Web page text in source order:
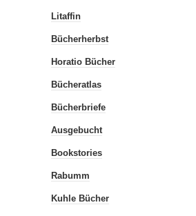
Litaffin
Bücherherbst
Horatio Bücher
Bücheratlas
Bücherbriefe
Ausgebucht
Bookstories
Rabumm
Kuhle Bücher